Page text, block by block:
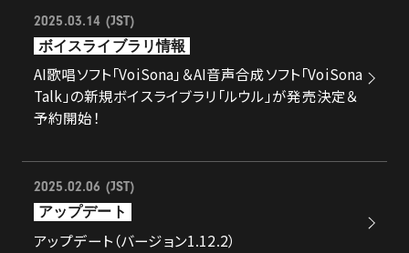
2025.03.14 (JST)
ボイスライブラリ情報
AI歌唱ソフト「VoiSona」＆AI音声合成ソフト「VoiSona
Talk」の新規ボイスライブラリ「ルウル」が発売決定＆
予約開始！
2025.02.06 (JST)
アップデート
アップデート（バージョン1.12.2）